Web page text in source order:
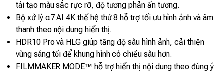
tái tạo màu sắc rực rỡ, độ tương phản ấn tượng.
Bộ xử lý α7 AI 4K thế hệ thứ 8 hỗ trợ tối ưu hình ảnh và âm
thanh theo nội dung hiển thị.
HDR10 Pro và HLG giúp tăng độ sâu hình ảnh, cải thiện
vùng sáng tối để khung hình có chiều sâu hơn.
FILMMAKER MODE™ hỗ trợ hiển thị nội dung theo đúng ý